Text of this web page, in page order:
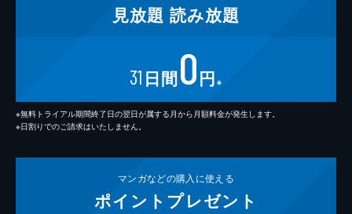
見放題 読み放題
31 日間0円 ※
※無料トライアル期間終了日の翌日が属する月から月額料金が発生します。
※日割りでのご請求はいたしません。
マンガなどの購入に使える
ポイント プレゼント